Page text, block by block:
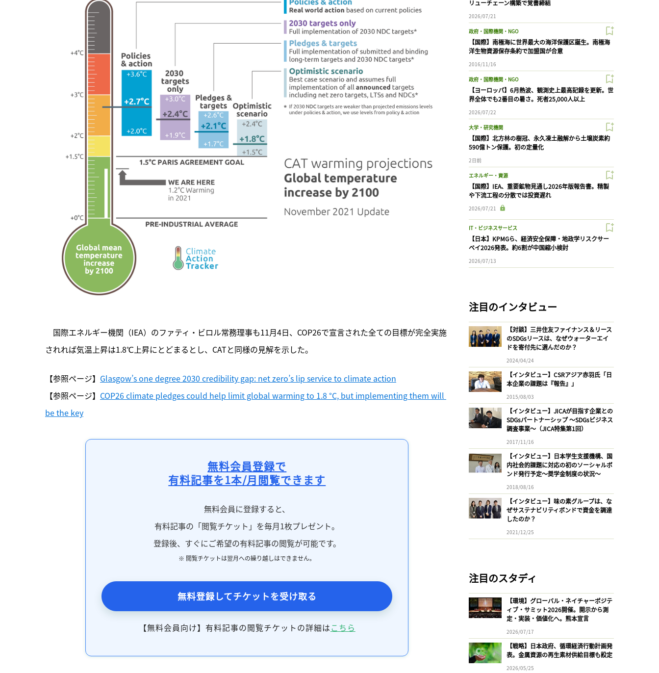
国際エネルギー機関（IEA）のファティ・ビロル常務理事も11月4日、COP26で宣言された全ての目標が完全実施
されれば気温上昇は1.8℃上昇にとどまるとし、CATと同様の見解を示した。
【参照ページ】 Glasgow’s one degree 2030 credibility gap: net zero’s lip service to climate action
【参照ページ】 COP26 climate pledges could help limit global warming to 1.8 °C, but implementing them will
be the key
無料会員登録で
有料記事を1本/月閲覧できます
無料会員に登録すると、
有料記事の「閲覧チケット」を毎月1枚プレゼント。
登録後、すぐにご希望の有料記事の閲覧が可能です。
※ 閲覧チケットは翌月への繰り越しはできません。
無料登録してチケットを受け取る
【無料会員向け】有料記事の閲覧チケットの詳細はこちら
リューチェーン構築で覚書締結
2026/07/21
政府・国際機関・NGO
【国際】南極海に世界最大の海洋保護区誕生。南極海
洋生物資源保存条約で加盟国が合意
2016/11/16
政府・国際機関・NGO
【ヨーロッパ】6月熱波、観測史上最高記録を更新。世
界全体でも2番目の暑さ。死者25,000人以上
2026/07/22
大学・研究機関
【国際】北方林の樹冠、永久凍土融解から土壌炭素約
590億トン保護。初の定量化
2日前
エネルギー・資源
【国際】IEA、重要鉱物見通し2026年版報告書。精製
や下流工程の分散では投資遅れ
2026/07/21
IT・ビジネスサービス
【日本】KPMGら、経済安全保障・地政学リスクサー
ベイ2026発表。約6割が中国縮小検討
2026/07/13
注目のインタビュー
【対談】三井住友ファイナンス＆リース
のSDGsリースは、なぜウォーターエイ
ドを寄付先に選んだのか？
2024/04/24
【インタビュー】CSRアジア赤羽氏「日
本企業の課題は『報告』」
2015/08/03
【インタビュー】JICAが目指す企業との
SDGsパートナーシップ 〜SDGsビジネス
調査事業〜（JICA特集第1回）
2017/11/16
【インタビュー】日本学生支援機構、国
内社会的課題に対応の初のソーシャルボ
ンド発行予定〜奨学金制度の状況〜
2018/08/16
【インタビュー】味の素グループは、な
ぜサステナビリティボンドで資金を調達
したのか？
2021/12/25
注目のスタディ
【環境】グローバル・ネイチャーポジテ
ィブ・サミット2026開催。開示から測
定・実装・価値化へ。熊本宣言
2026/07/17
【戦略】日本政府、循環経済行動計画発
表。金属資源の再生素材供給目標も設定
2026/05/25
ログインが必要です